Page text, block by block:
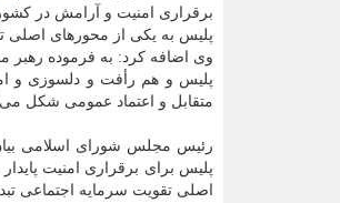
برقراری امنیت و آرامش در
پلیس به یکی از محورهای اصلی
وی اضافه کرد: به فرموده رهبر
پلیس و هم رأفت و دلسوزی و
متقابل و اعتماد عمومی شکل می
رئیس مجلس شورای اسلامی
پلیس برای برقراری امنیت
اصلی تقویت سرمایه اجتماعی